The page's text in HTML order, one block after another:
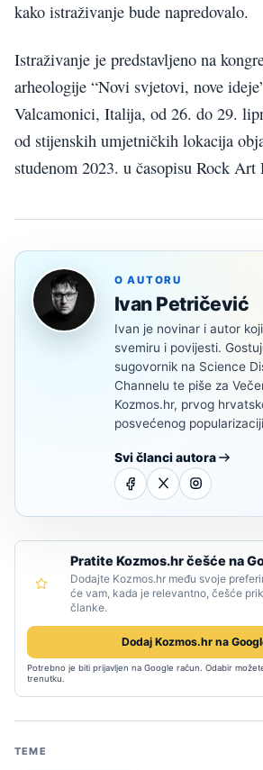
kako istraživanje bude napredovalo.
Istraživanje je predstavljeno na
arheologije “Novi svjetovi, nove
Valcamonici, Italija, od 26. do 29.
od stijenskih umjetničkih lokacija
studenom 2023. u časopisu Rock Art
O AUTORU
Ivan Petričević
Ivan je novinar i autor
svemiru i povijesti.
sugovornik na Science
Channelu te piše za
Kozmos.hr, prvog
posvećenog
Svi članci autora
Pratite Kozmos.hr češće na
Dodajte Kozmos.hr među svoje
će vam, kada je relevantno, češće
članke.
Dodaj Kozmos.hr na
Potrebno je biti prijavljen na Google račun. Odabir
trenutku.
TEME